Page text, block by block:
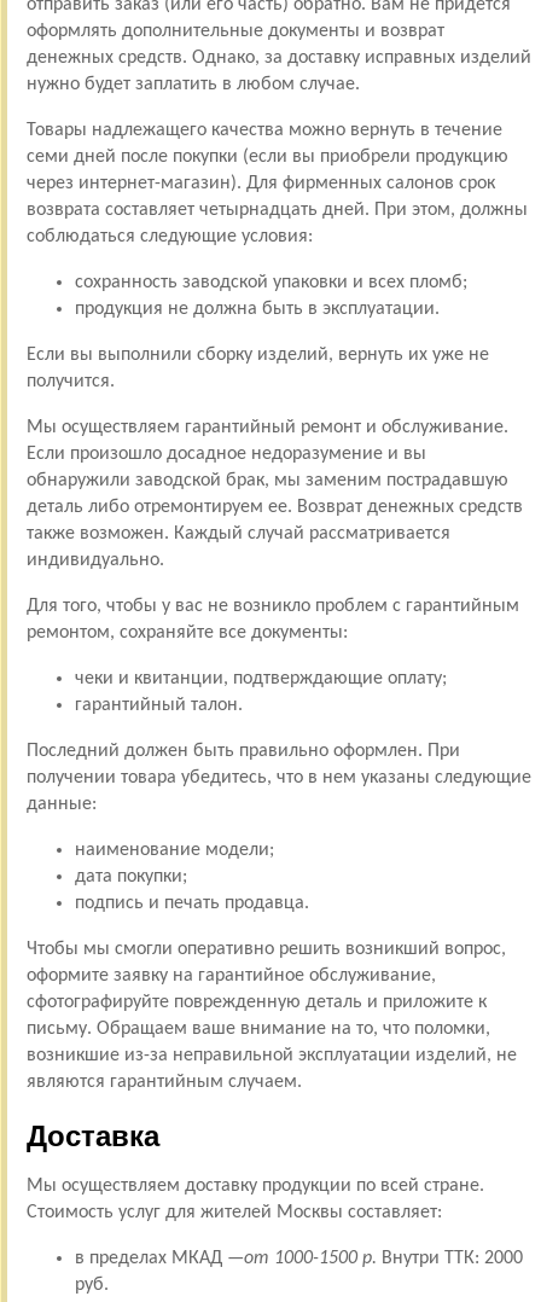
отправить заказ (или его часть) обратно. Вам не придется
оформлять дополнительные документы и возврат
денежных средств. Однако, за доставку исправных изделий
нужно будет заплатить в любом случае.
Товары надлежащего качества можно вернуть в течение
семи дней после покупки (если вы приобрели продукцию
через интернет-магазин). Для фирменных салонов срок
возврата составляет четырнадцать дней. При этом, должны
соблюдаться следующие условия:
сохранность заводской упаковки и всех пломб;
продукция не должна быть в эксплуатации.
Если вы выполнили сборку изделий, вернуть их уже не
получится.
Мы осуществляем гарантийный ремонт и обслуживание.
Если произошло досадное недоразумение и вы
обнаружили заводской брак, мы заменим пострадавшую
деталь либо отремонтируем ее. Возврат денежных средств
также возможен. Каждый случай рассматривается
индивидуально.
Для того, чтобы у вас не возникло проблем с гарантийным
ремонтом, сохраняйте все документы:
чеки и квитанции, подтверждающие оплату;
гарантийный талон.
Последний должен быть правильно оформлен. При
получении товара убедитесь, что в нем указаны следующие
данные:
наименование модели;
дата покупки;
подпись и печать продавца.
Чтобы мы смогли оперативно решить возникший вопрос,
оформите заявку на гарантийное обслуживание,
сфотографируйте поврежденную деталь и приложите к
письму. Обращаем ваше внимание на то, что поломки,
возникшие из-за неправильной эксплуатации изделий, не
являются гарантийным случаем.
Доставка
Мы осуществляем доставку продукции по всей стране.
Стоимость услуг для жителей Москвы составляет:
в пределах МКАД —от 1000-1500 р. Внутри ТТК: 2000
руб.